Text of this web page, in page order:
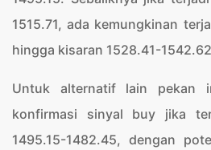
1515.71, ada kemungkinan
hingga kisaran 1528.41-
Untuk alternatif lain pekan
konfirmasi sinyal buy jika
1495.15-1482.45, dengan